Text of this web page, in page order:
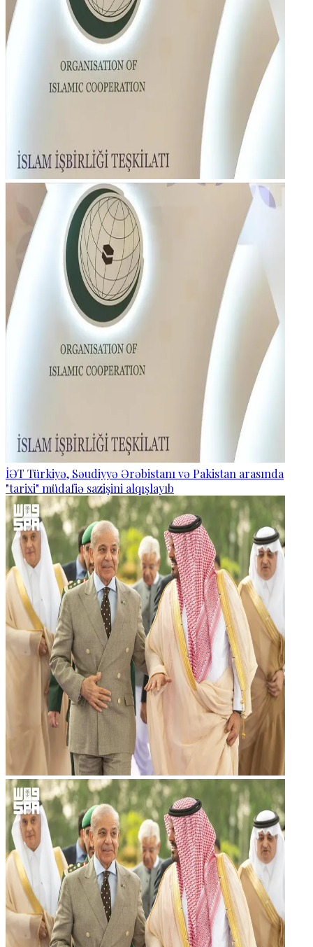
İƏT Türkiyə, Səudiyyə Ərəbistanı və Pakistan arasında
"tarixi" müdafiə sazişini alqışlayıb